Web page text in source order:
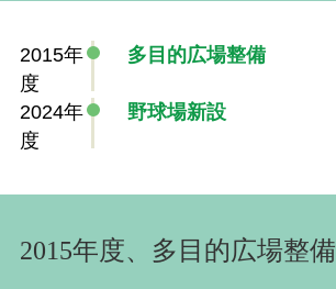
2015年
度
多目的広場整備
2024年
度
野球場新設
2015年度、多目的広場整備